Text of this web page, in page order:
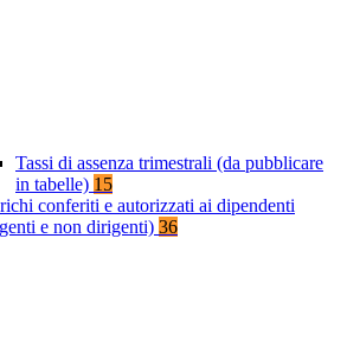
Tassi di assenza trimestrali (da pubblicare
in tabelle) 15
conferiti e autorizzati ai dipendenti
e non dirigenti) 36